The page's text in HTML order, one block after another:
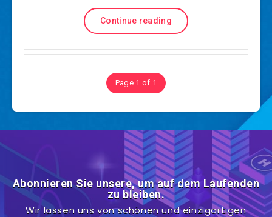
Continue reading
Page 1 of 1
Abonnieren Sie unsere, um auf dem Laufenden
zu bleiben.
Wir lassen uns von schönen und einzigartigen